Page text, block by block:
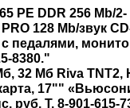
PE DDR 256 Mb/2-
128 Mb/звук
педалями,
8380."
32 Мб Riva TNT2,
17""
руб. Т. 8-901-615-